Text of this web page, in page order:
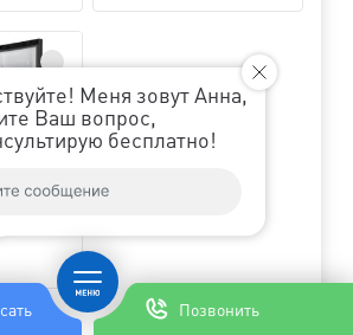
Позвонить
Меня зовут Анна,
Ваш вопрос,
бесплатно!